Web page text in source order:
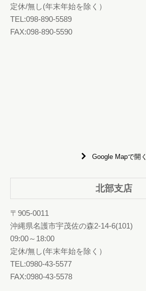
定休/無し(年末年始を除く）
TEL:098-890-5589
FAX:098-890-5590
Google Mapで開く
北部支店
〒905-0011
沖縄県名護市宇茂佐の森2-14-6(101)
09:00～18:00
定休/無し(年末年始を除く）
TEL:0980-43-5577
FAX:0980-43-5578